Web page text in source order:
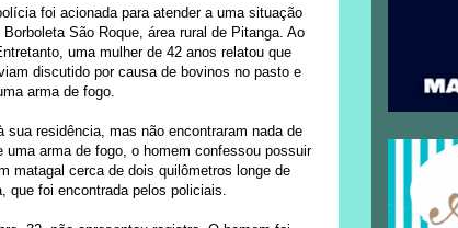
foi acionada para atender a uma situação
São Roque, área rural de Pitanga. Ao
uma mulher de 42 anos relatou que
discutido por causa de bovinos no pasto e
arma de fogo.
residência, mas não encontraram nada de
arma de fogo, o homem confessou possuir
matagal cerca de dois quilômetros longe de
foi encontrada pelos policiais.